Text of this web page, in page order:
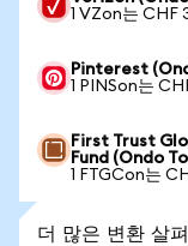
1 VZon는 CHF
Pinterest
1 PINSon는
First Trust
Fund (Ondo
1 FTGCon는
더 많은 변환 살